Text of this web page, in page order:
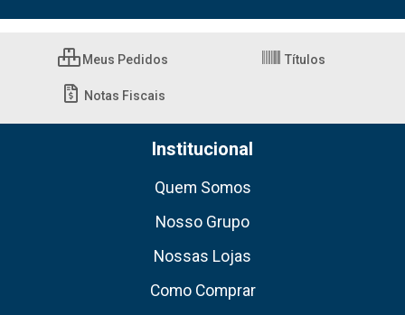
Meus Pedidos Títulos
Notas Fiscais
Institucional
Quem Somos
Nosso Grupo
Nossas Lojas
Como Comprar